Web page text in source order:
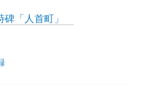
碑「人首町」